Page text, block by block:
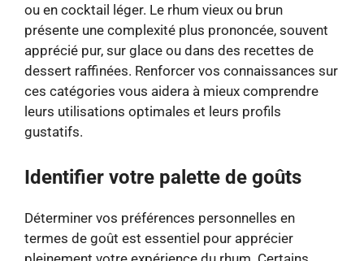
ou en cocktail léger. Le rhum vieux ou brun
présente une complexité plus prononcée, souvent
apprécié pur, sur glace ou dans des recettes de
dessert raffinées. Renforcer vos connaissances sur
ces catégories vous aidera à mieux comprendre
leurs utilisations optimales et leurs profils
gustatifs.
Identifier votre palette de goûts
Déterminer vos préférences personnelles en
termes de goût est essentiel pour apprécier